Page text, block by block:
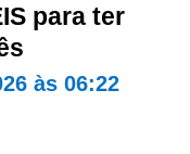
para ter
às 06:22